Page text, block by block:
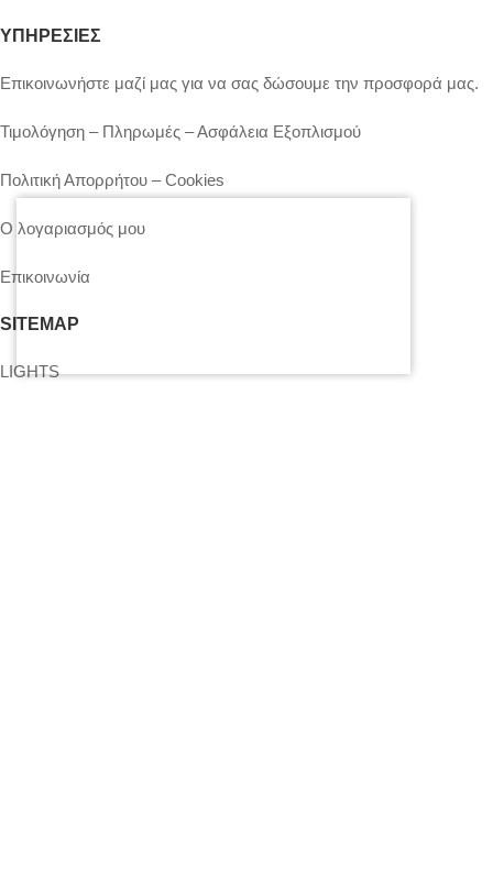
ΥΠΗΡΕΣΙΕΣ
Επικοινωνήστε μαζί μας για να σας δώσουμε την προσφορά μας.
Τιμολόγηση – Πληρωμές – Ασφάλεια Εξοπλισμού
Πολιτική Απορρήτου – Cookies
Ο λογαριασμός μου
Επικοινωνία
SITEMAP
LIGHTS